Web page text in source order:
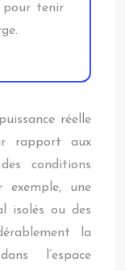
pour tenir
réelle
rapport aux
conditions
exemple, une
isolés ou des
la
l’espace